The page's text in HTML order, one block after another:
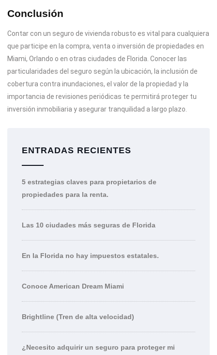
Conclusión
Contar con un seguro de vivienda robusto es vital para cualquiera
que participe en la compra, venta o inversión de propiedades en
Miami, Orlando o en otras ciudades de Florida. Conocer las
particularidades del seguro según la ubicación, la inclusión de
cobertura contra inundaciones, el valor de la propiedad y la
importancia de revisiones periódicas te permitirá proteger tu
inversión inmobiliaria y asegurar tranquilidad a largo plazo.
ENTRADAS RECIENTES
5 estrategias claves para propietarios de
propiedades para la renta.
Las 10 ciudades más seguras de Florida
En la Florida no hay impuestos estatales.
Conoce American Dream Miami
Brightline (Tren de alta velocidad)
¿Necesito adquirir un seguro para proteger mi